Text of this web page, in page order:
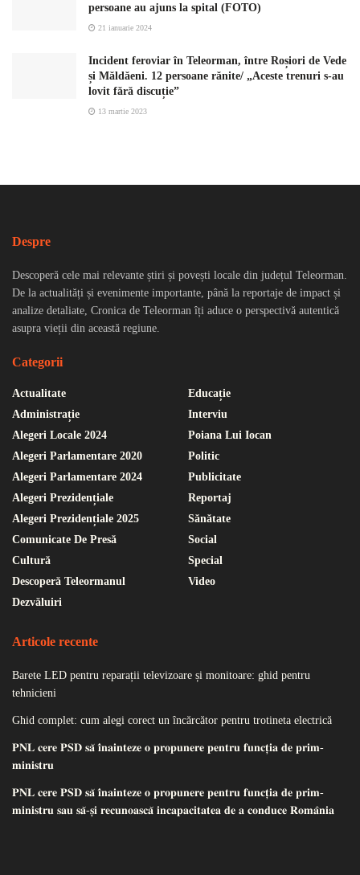
persoane au ajuns la spital (FOTO)
21 ianuarie 2024
Incident feroviar în Teleorman, între Roșiori de Vede
și Măldăeni. 12 persoane rănite/ „Aceste trenuri s-au
lovit fără discuție”
13 martie 2023
Despre
Descoperă cele mai relevante știri și povești locale din județul Teleorman.
De la actualități și evenimente importante, până la reportaje de impact și
analize detaliate, Cronica de Teleorman îți aduce o perspectivă autentică
asupra vieții din această regiune.
Categorii
Actualitate
Administrație
Alegeri Locale 2024
Alegeri Parlamentare 2020
Alegeri Parlamentare 2024
Alegeri Prezidențiale
Alegeri Prezidențiale 2025
Comunicate De Presă
Cultură
Descoperă Teleormanul
Dezvăluiri
Educație
Interviu
Poiana Lui Iocan
Politic
Publicitate
Reportaj
Sănătate
Social
Special
Video
Articole recente
Barete LED pentru reparații televizoare și monitoare: ghid pentru
tehnicieni
Ghid complet: cum alegi corect un încărcător pentru trotineta electrică
𝐏𝐍𝐋 𝐜𝐞𝐫𝐞 𝐏𝐒𝐃 𝐬𝐚̆ 𝐢̂𝐧𝐚𝐢𝐧𝐭𝐞𝐳𝐞 𝐨 𝐩𝐫𝐨𝐩𝐮𝐧𝐞𝐫𝐞 𝐩𝐞𝐧𝐭𝐫𝐮 𝐟𝐮𝐧𝐜𝐭̦𝐢𝐚 𝐝𝐞 𝐩𝐫𝐢𝐦-
𝐦𝐢𝐧𝐢𝐬𝐭𝐫𝐮
𝐏𝐍𝐋 𝐜𝐞𝐫𝐞 𝐏𝐒𝐃 𝐬𝐚̆ 𝐢̂𝐧𝐚𝐢𝐧𝐭𝐞𝐳𝐞 𝐨 𝐩𝐫𝐨𝐩𝐮𝐧𝐞𝐫𝐞 𝐩𝐞𝐧𝐭𝐫𝐮 𝐟𝐮𝐧𝐜𝐭̦𝐢𝐚 𝐝𝐞 𝐩𝐫𝐢𝐦-
𝐦𝐢𝐧𝐢𝐬𝐭𝐫𝐮 𝐬𝐚𝐮 𝐬𝐚̆-𝐬̦𝐢 𝐫𝐞𝐜𝐮𝐧𝐨𝐚𝐬𝐜𝐚̆ 𝐢𝐧𝐜𝐚𝐩𝐚𝐜𝐢𝐭𝐚𝐭𝐞𝐚 𝐝𝐞 𝐚 𝐜𝐨𝐧𝐝𝐮𝐜𝐞 𝐑𝐨𝐦𝐚̂𝐧𝐢𝐚